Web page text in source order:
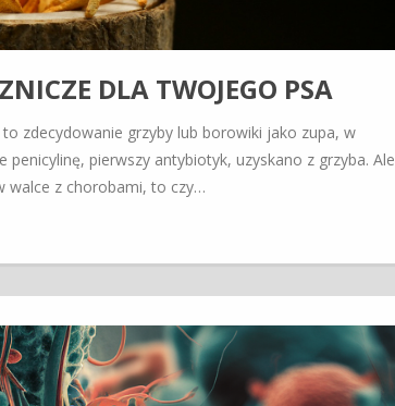
DLA TWOJEGO PSA
zdecydowanie grzyby lub borowiki jako zupa, w
pierwszy antybiotyk, uzyskano z grzyba. Ale
walce z chorobami, to czy…